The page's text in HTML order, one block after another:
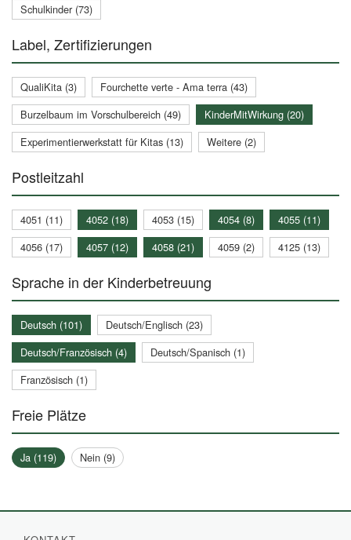
Schulkinder (73)
Label, Zertifizierungen
QualiKita (3)
Fourchette verte - Ama terra (43)
Burzelbaum im Vorschulbereich (49)
KinderMitWirkung (20)
Experimentierwerkstatt für Kitas (13)
Weitere (2)
Postleitzahl
4051 (11) 4052 (18) 4053 (15) 4054 (8)
4055 (11)
4056 (17)
4057 (12) 4058 (21) 4059 (2) 4125 (13)
Sprache in der Kinderbetreuung
Deutsch (101)
Deutsch/Englisch (23)
Deutsch/Französisch (4)
Deutsch/Spanisch (1)
Französisch (1)
Freie Plätze
Ja (119) Nein (9)